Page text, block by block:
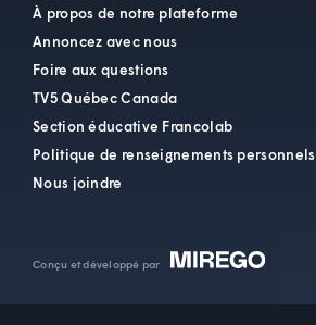
À propos de notre plateforme
Annoncez avec nous
Foire aux questions
TV5 Québec Canada
Section éducative Francolab
Politique de renseignements personnels
Nous joindre
Conçu et développé par